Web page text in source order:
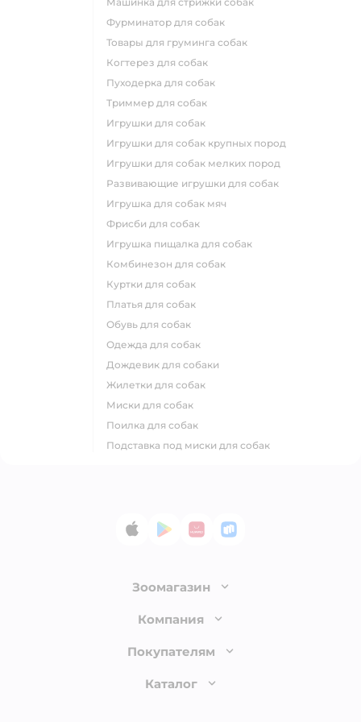
фурминатор для собак
товары для груминга собак
когтерез для собак
пуходерка для собак
триммер для собак
игрушки для собак
игрушки для собак крупных пород
игрушки для собак мелких пород
развивающие игрушки для собак
игрушка для собак мяч
фрисби для собак
игрушка пищалка для собак
комбинезон для собак
куртки для собак
платья для собак
обувь для собак
одежда для собак
дождевик для собаки
жилетки для собак
миски для собак
поилка для собак
подставка под миски для собак
App StoreGoogle Play
AppGallery
RuStore
Зоомагазин
Лицензия
Доставка и оплата
Обмен и возврат товара
Компания
О компании
Покупателям
Бонусные карты
Каталог